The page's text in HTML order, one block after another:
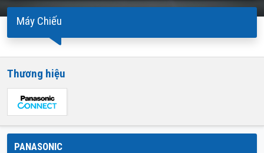
Máy Chiếu
Thương hiệu
PANASONIC